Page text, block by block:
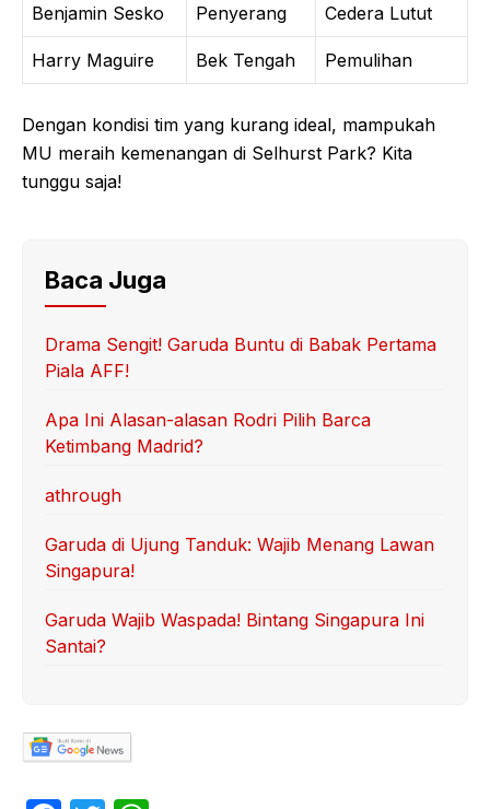
Benjamin Sesko Penyerang Cedera Lutut
Harry Maguire Bek Tengah Pemulihan
Dengan kondisi tim yang kurang ideal, mampukah
MU meraih kemenangan di Selhurst Park? Kita
tunggu saja!
Baca Juga
Drama Sengit! Garuda Buntu di Babak Pertama
Piala AFF!
Apa Ini Alasan-alasan Rodri Pilih Barca
Ketimbang Madrid?
athrough
Garuda di Ujung Tanduk: Wajib Menang Lawan
Singapura!
Garuda Wajib Waspada! Bintang Singapura Ini
Santai?